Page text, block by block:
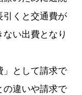
引くと交通費が
い出費となり
」として請求で
の違いや請求で